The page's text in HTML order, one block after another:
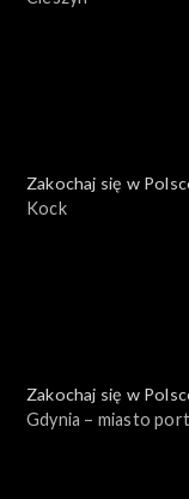
Zakochaj się w
Kock
Zakochaj się w
Gdynia – miasto